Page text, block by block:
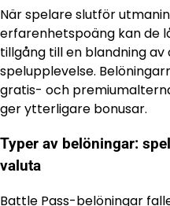
När spelare slutför
erfarenhetspoäng kan de
tillgång till en blandning
spelupplevelse.
gratis- och
ger ytterligare bonusar.
Typer av belöningar:
valuta
Battle Pass-belöningar